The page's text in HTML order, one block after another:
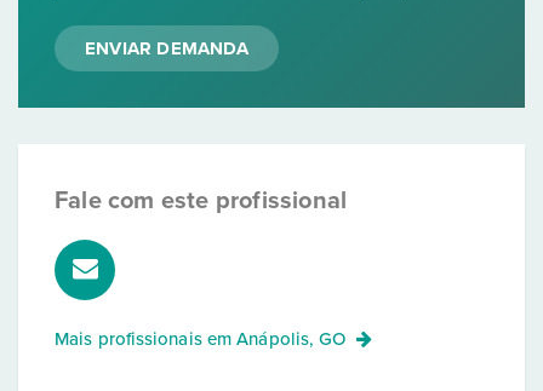
ENVIAR DEMANDA
Fale com este profissional
Mais profissionais emAnápolis, GO